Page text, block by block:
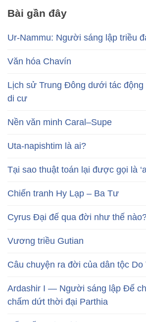
Bài gần đây
Ur-Nammu: Người sáng lập triều
Văn hóa Chavín
Lịch sử Trung Đông dưới tác động
di cư
Nền văn minh Caral–Supe
Uta-napishtim là ai?
Tại sao thuật toán lại được gọi là
Chiến tranh Hy Lạp – Ba Tư
Cyrus Đại đế qua đời như thế
Vương triều Gutian
Câu chuyện ra đời của dân tộc Do
Ardashir I — Người sáng lập Đế
chấm dứt thời đại Parthia